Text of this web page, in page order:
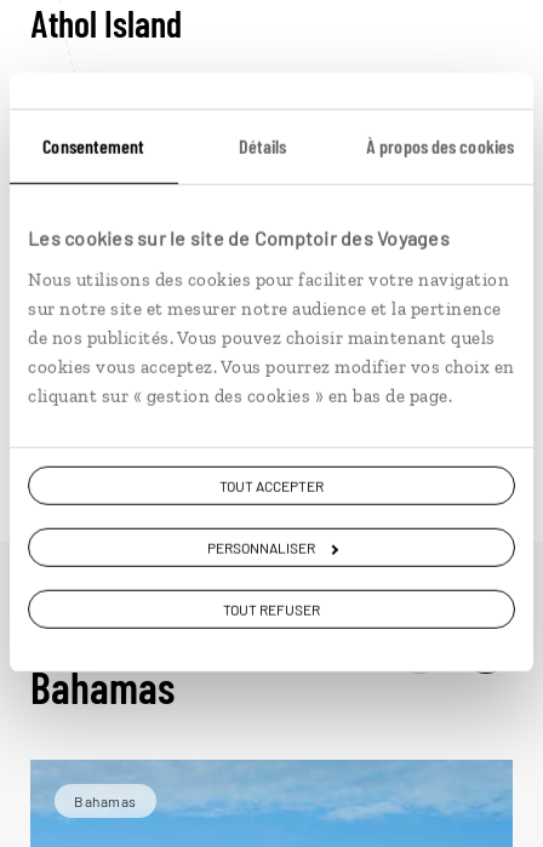
Consentement Détails À propos des cookies
Les cookies sur le site de Comptoir des Voyages
Nous utilisons des cookies pour faciliter votre navigation
sur notre site et mesurer notre audience et la pertinence
de nos publicités. Vous pouvez choisir maintenant quels
cookies vous acceptez. Vous pourrez modifier vos choix en
cliquant sur « gestion des cookies » en bas de page.
TOUT ACCEPTER
PERSONNALISER
TOUT REFUSER
Athol Island
inhabitée est accessible en bateau. Son littoral
rocheux peuplé d’oiseaux marins, ses mangroves, ses
Gambier, Adelaide et Fox Hill
Village paisible à rebours de la remuante Nassau,
Gambier est aussi un village chargé d'histoire. Il a été
fondé au début du XIX siècle par d’anciens esclaves
similaire, Adélaïde et Fox Hill, méritent aussi qu'on
leur consacre quelques heures.
Idées de voyage aux
Bahamas
Bahamas